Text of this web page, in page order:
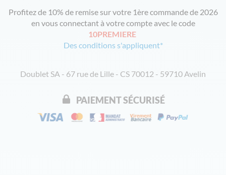
Profitez de 10% de remise sur votre 1ère commande de 2026
en vous connectant à votre compte avec le code
10PREMIERE
Des conditions s'appliquent*
Doublet SA - 67 rue de Lille - CS 70012 - 59710 Avelin
PAIEMENT SÉCURISÉ